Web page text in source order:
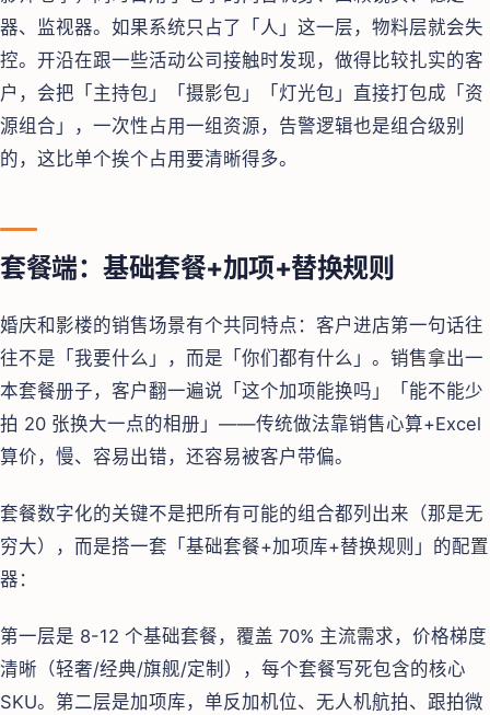
器、监视器。如果系统只占了「人」这一层，物料层就会失
控。开沿在跟一些活动公司接触时发现，做得比较扎实的客
户，会把「主持包」「摄影包」「灯光包」直接打包成「资
源组合」，一次性占用一组资源，告警逻辑也是组合级别
的，这比单个挨个占用要清晰得多。
套餐端：基础套餐+加项+替换规则
婚庆和影楼的销售场景有个共同特点：客户进店第一句话往
往不是「我要什么」，而是「你们都有什么」。销售拿出一
本套餐册子，客户翻一遍说「这个加项能换吗」「能不能少
拍 20 张换大一点的相册」——传统做法靠销售心算+Excel
算价，慢、容易出错，还容易被客户带偏。
套餐数字化的关键不是把所有可能的组合都列出来（那是无
穷大），而是搭一套「基础套餐+加项库+替换规则」的配置
器：
第一层是 8-12 个基础套餐，覆盖 70% 主流需求，价格梯度
清晰（轻奢/经典/旗舰/定制），每个套餐写死包含的核心
SKU。第二层是加项库，单反加机位、无人机航拍、跟拍微